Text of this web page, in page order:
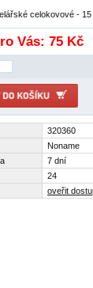
celokovové - 15
Vás: 75 Kč
320360
Noname
7 dní
24
oveřit